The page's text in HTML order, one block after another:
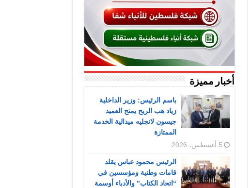
أخبار مميزة
باسم الرئيس: وزير الداخلية
زياد هب الريح يمنح العميد
جيسون لانجليه ميدالية الخدمة
الممتازة
5 أغسطس، 2026
الرئيس محمود عباس يقلد
قامات وطنية ومؤسسين في
“اتحاد الكتاب” والأدباء أوسمة